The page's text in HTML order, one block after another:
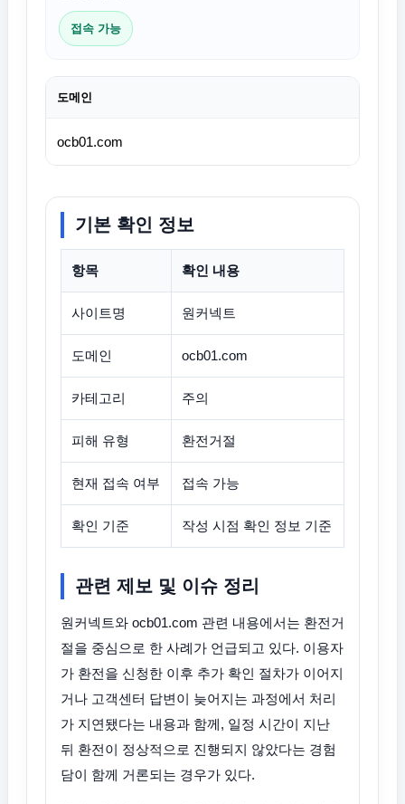
접속 가능
도메인
ocb01.com
기본 확인 정보
항목 확인 내용
사이트명 원커넥트
도메인 ocb01.com
카테고리 주의
피해 유형 환전거절
현재 접속 여부 접속 가능
확인 기준 작성 시점 확인 정보 기준
관련 제보 및 이슈 정리
원커넥트와 ocb01.com 관련 내용에서는 환전거
절을 중심으로 한 사례가 언급되고 있다. 이용자
가 환전을 신청한 이후 추가 확인 절차가 이어지
거나 고객센터 답변이 늦어지는 과정에서 처리
가 지연됐다는 내용과 함께, 일정 시간이 지난
뒤 환전이 정상적으로 진행되지 않았다는 경험
담이 함께 거론되는 경우가 있다.